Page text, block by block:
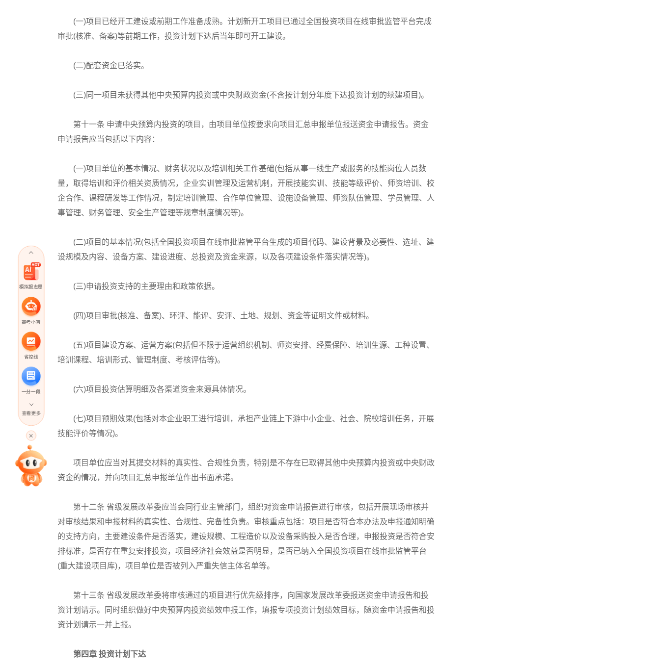
(一)项目已经开工建设或前期工作准备成熟。计划新开工项目已通过全国投资项目在线审批监管平台完成
审批(核准、备案)等前期工作，投资计划下达后当年即可开工建设。
(二)配套资金已落实。
(三)同一项目未获得其他中央预算内投资或中央财政资金(不含按计划分年度下达投资计划的续建项目)。
第十一条 申请中央预算内投资的项目，由项目单位按要求向项目汇总申报单位报送资金申请报告。资金
申请报告应当包括以下内容：
(一)项目单位的基本情况、财务状况以及培训相关工作基础(包括从事一线生产或服务的技能岗位人员数
量，取得培训和评价相关资质情况，企业实训管理及运营机制，开展技能实训、技能等级评价、师资培训、校
企合作、课程研发等工作情况，制定培训管理、合作单位管理、设施设备管理、师资队伍管理、学员管理、人
事管理、财务管理、安全生产管理等规章制度情况等)。
(二)项目的基本情况(包括全国投资项目在线审批监管平台生成的项目代码、建设背景及必要性、选址、建
设规模及内容、设备方案、建设进度、总投资及资金来源，以及各项建设条件落实情况等)。
(三)申请投资支持的主要理由和政策依据。
(四)项目审批(核准、备案)、环评、能评、安评、土地、规划、资金等证明文件或材料。
(五)项目建设方案、运营方案(包括但不限于运营组织机制、师资安排、经费保障、培训生源、工种设置、
培训课程、培训形式、管理制度、考核评估等)。
(六)项目投资估算明细及各渠道资金来源具体情况。
(七)项目预期效果(包括对本企业职工进行培训，承担产业链上下游中小企业、社会、院校培训任务，开展
技能评价等情况)。
项目单位应当对其提交材料的真实性、合规性负责，特别是不存在已取得其他中央预算内投资或中央财政
资金的情况，并向项目汇总申报单位作出书面承诺。
第十二条 省级发展改革委应当会同行业主管部门，组织对资金申请报告进行审核，包括开展现场审核并
对审核结果和申报材料的真实性、合规性、完备性负责。审核重点包括：项目是否符合本办法及申报通知明确
的支持方向，主要建设条件是否落实，建设规模、工程造价以及设备采购投入是否合理，申报投资是否符合安
排标准，是否存在重复安排投资，项目经济社会效益是否明显，是否已纳入全国投资项目在线审批监管平台
(重大建设项目库)，项目单位是否被列入严重失信主体名单等。
第十三条 省级发展改革委将审核通过的项目进行优先级排序，向国家发展改革委报送资金申请报告和投
资计划请示。同时组织做好中央预算内投资绩效申报工作，填报专项投资计划绩效目标，随资金申请报告和投
资计划请示一并上报。
第四章 投资计划下达
模拟报志愿
高考小智
省控线
一分一段
高考直播
专家指导课
查看更多